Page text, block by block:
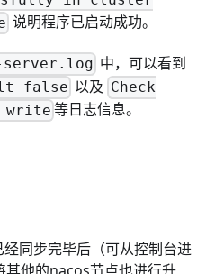
说明程序已启动成功。
server.log 中，可以看到
false 以及 Check
write 等日志信息。
同步完毕后（可从控制台进